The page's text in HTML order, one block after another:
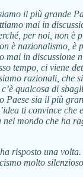
il più grande
mai in
per noi, non è
è nazionalismo, è
mai in discussione
tempo, ci viene
razionali, che
qualcosa di
Paese sia il più
ti convince che
nel mondo che ha
risposto una
molto